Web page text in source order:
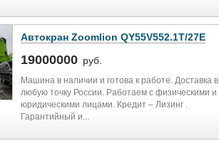
Автокран Zoomlion QY55V552.1T/27E
19000000 руб.
Машина в наличии и готова к работе. Доставка в
любую точку России. Работаем с физическими и
юридическими лицами. Кредит – Лизинг .
Гарантийный и...